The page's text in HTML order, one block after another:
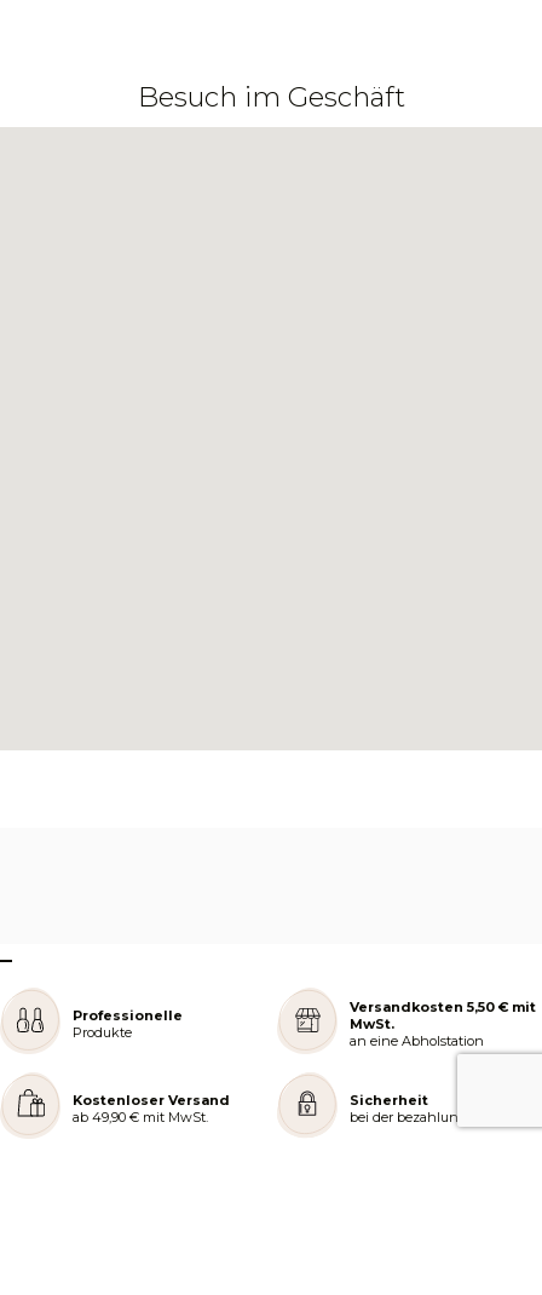
Besuch im Geschäft
–
Professionelle
Produkte
Versandkosten 5,50 € mit
MwSt.
an eine Abholstation
Kostenloser Versand
ab 49,90 € mit MwSt.
Sicherheit
bei der bezahlung